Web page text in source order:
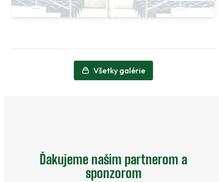
Všetky galérie
Ďakujeme našim partnerom a
sponzorom